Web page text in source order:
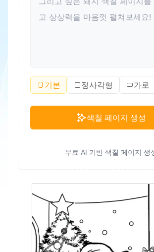
기본 정사각형 가로
색칠 페이지 생성
무료 AI 기반 색칠 페이지 생